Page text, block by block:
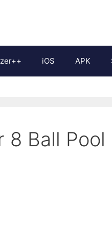
iOS APK
8 Ball Pool